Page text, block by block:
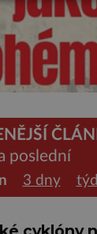
poslední
3 dny